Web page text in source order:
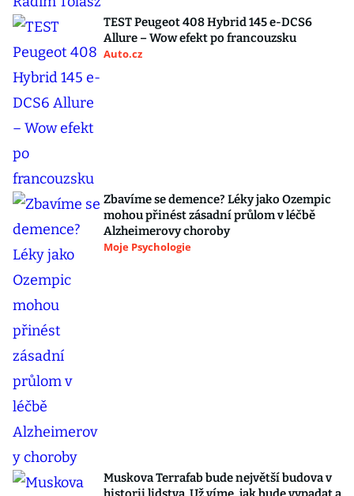
TEST Peugeot 408 Hybrid 145 e-DCS6
Allure – Wow efekt po francouzsku
Auto.cz
Zbavíme se demence? Léky jako Ozempic
mohou přinést zásadní průlom v léčbě
Alzheimerovy choroby
Moje Psychologie
Muskova Terrafab bude největší budova v